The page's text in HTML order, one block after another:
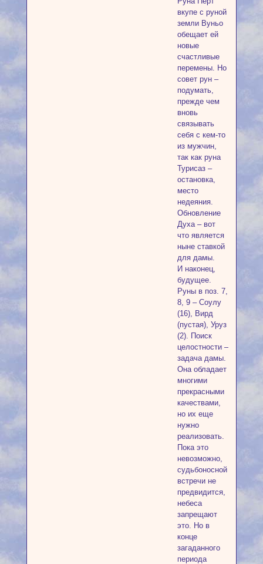
вкупе с руной
земли Вуньо
обещает ей
новые
счастливые
перемены. Но
совет рун –
подумать,
прежде чем
вновь
связывать
себя с кем-то
из мужчин,
так как руна
Турисаз –
остановка,
место
недеяния.
Обновление
Духа – вот
что является
ныне ставкой
для дамы.
И наконец,
будущее.
Руны в поз. 7,
8, 9 – Соулу
(16), Вирд
(пустая), Уруз
(2). Поиск
целостности –
задача дамы.
Она обладает
многими
прекрасными
качествами,
но их еще
нужно
реализовать.
Пока это
невозможно,
судьбоносной
встречи не
предвидится,
небеса
запрещают
это. Но в
конце
загаданного
периода